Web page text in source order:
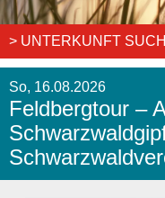
> UNTERKUNFT
So, 16.08.2026
Feldbergtour –